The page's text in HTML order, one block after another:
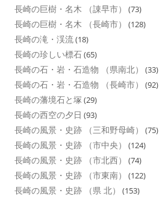
長崎の巨樹・名木 （諌早市） (73)
長崎の巨樹・名木 （長崎市） (128)
長崎の滝・渓流(18)
長崎の珍しい標石(65)
長崎の石・岩・石造物 （県南北） (33)
長崎の石・岩・石造物 （長崎市） (92)
長崎の藩境石と塚 (29)
長崎の西空の夕日 (93)
長崎の風景・史跡 （三和野母崎） (75)
長崎の風景・史跡 （市中央） (124)
長崎の風景・史跡 （市北西） (74)
長崎の風景・史跡 （市東南） (122)
長崎の風景・史跡 （県 北） (153)